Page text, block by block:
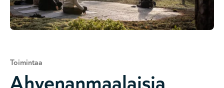
Toimintaa
Ahvenanmaalaisia